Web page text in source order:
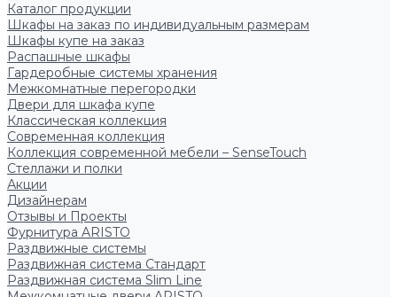
Каталог продукции
Шкафы на заказ по индивидуальным размерам
Шкафы купе на заказ
Распашные шкафы
Гардеробные системы хранения
Межкомнатные перегородки
Двери для шкафа купе
Классическая коллекция
Современная коллекция
Коллекция современной мебели – SenseTouch
Стеллажи и полки
Акции
Дизайнерам
Отзывы и Проекты
Фурнитура ARISTO
Раздвижные системы
Раздвижная система Стандарт
Раздвижная система Slim Line